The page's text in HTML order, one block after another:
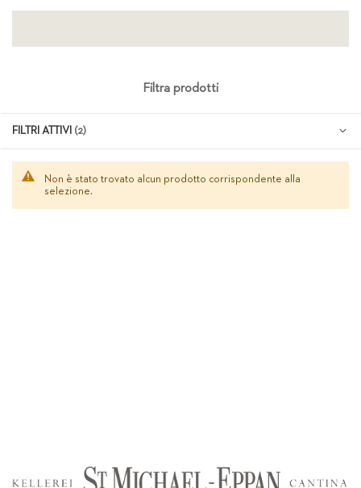
Non è stato trovato alcun prodotto corrispondente alla
selezione.
Filtra prodotti
FILTRI ATTIVI